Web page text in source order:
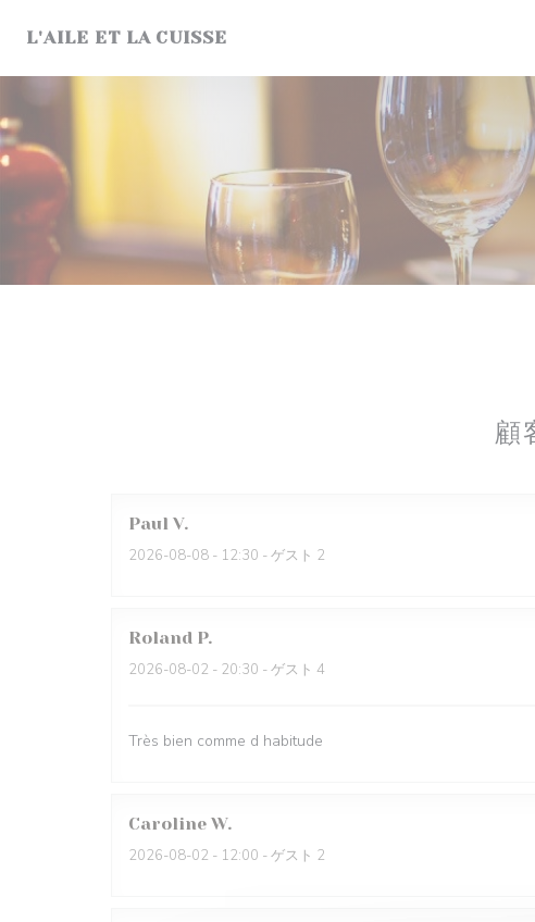
L'AILE ET LA CUISSE
顧
Paul V
2026-08-08 - 12:30 - ゲスト 2
Roland P
2026-08-02 - 20:30 - ゲスト 4
Très bien comme d habitude
Caroline W
2026-08-02 - 12:00 - ゲスト 2